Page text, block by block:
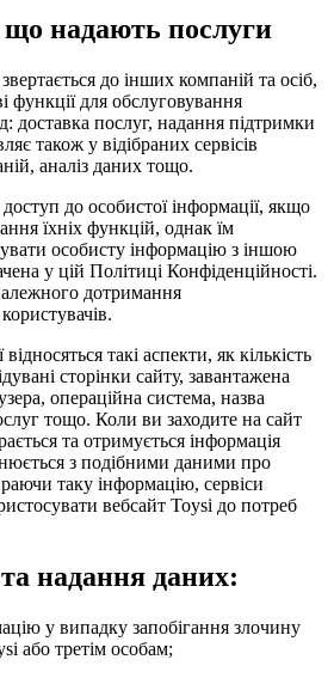
що надають послуги
до інших компаній та осіб,
функції для обслуговування
доставка послуг, надання підтримки
також у відібраних сервісів
аналіз даних тощо.
до особистої інформації, якщо
їхніх функцій, однак їм
особисту інформацію з іншою
у цій Політиці Конфіденційності.
дотримання
такі аспекти, як кількість
сторінки сайту, завантажена
операційна система, назва
тощо. Коли ви заходите на сайт
та отримується інформація
з подібними даними про
таку інформацію, сервіси
вебсайт Toysi до потреб
надання даних:
у випадку запобігання злочину
або третім особам;